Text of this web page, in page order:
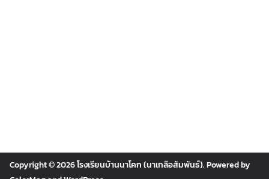
Copyright © 2026โรงเรียนบ้านนาโคก (นาเกลือสัมพันธ์). Powered by